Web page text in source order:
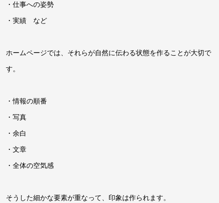
・仕事への姿勢
・実績 など
ホームページでは、それらが自然に伝わる状態を作ることが大切で
す。
・情報の順番
・写真
・余白
・文章
・全体の空気感
そうした細かな要素が重なって、印象は作られます。